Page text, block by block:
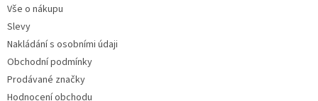
Vše o nákupu
Slevy
Nakládání s osobními údaji
Obchodní podmínky
Prodávané značky
Hodnocení obchodu